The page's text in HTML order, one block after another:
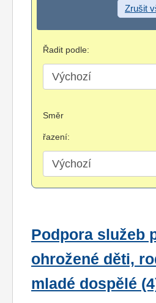
Zrušit
Řadit podle:
Směr
řazení:
Podpora služeb
ohrožené děti,
mladé dospělé